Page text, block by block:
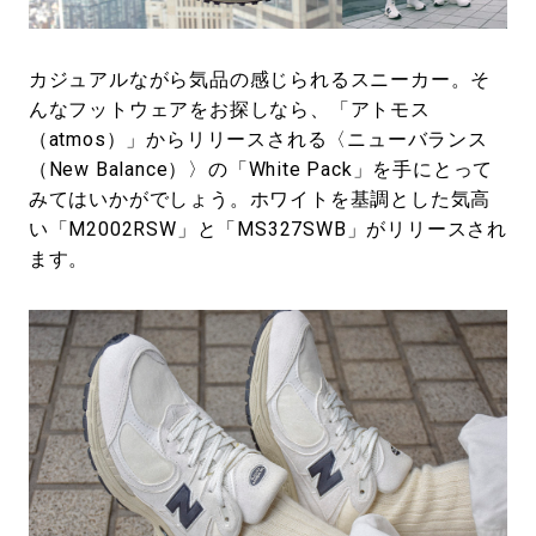
#LIFESTYLE #SNEAKER #OUTDOOR
カジュアルながら気品の感じられるスニーカー。そ
んなフットウェアをお探しなら、「アトモス
（atmos）」からリリースされる〈ニューバランス
（New Balance）〉の「White Pack」を手にとって
みてはいかがでしょう。ホワイトを基調とした気高
い「M2002RSW」と「MS327SWB」がリリースされ
ます。